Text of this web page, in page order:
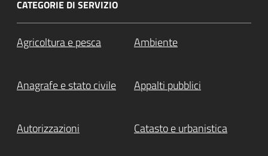
CATEGORIE DI SERVIZIO
Agricoltura e pesca Ambiente
Anagrafe e stato civile Appalti pubblici
Autorizzazioni Catasto e urbanistica